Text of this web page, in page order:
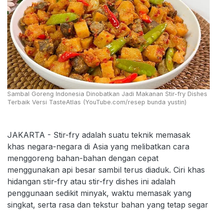
Sambal Goreng Indonesia Dinobatkan Jadi Makanan Stir-fry Dishes
Terbaik Versi TasteAtlas (YouTube.com/resep bunda yustin)
JAKARTA - Stir-fry adalah suatu teknik memasak
khas negara-negara di Asia yang melibatkan cara
menggoreng bahan-bahan dengan cepat
menggunakan api besar sambil terus diaduk. Ciri khas
hidangan stir-fry atau stir-fry dishes ini adalah
penggunaan sedikit minyak, waktu memasak yang
singkat, serta rasa dan tekstur bahan yang tetap segar